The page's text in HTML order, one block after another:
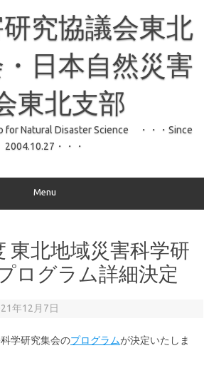
究協議会東北
日本自然災害
東北支部
for Natural Disaster Science ・・・Since
2004.10.27・・・
Menu
東北地域災害科学研
ログラム詳細決定
年12月7日
学研究集会のプログラムが決定いたしま